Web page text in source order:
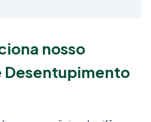
nosso
Desentupimento